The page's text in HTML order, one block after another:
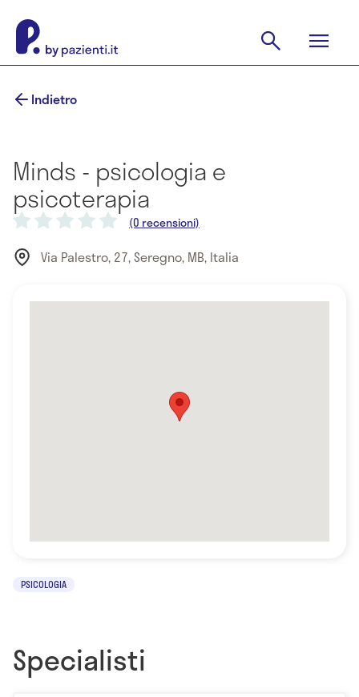
Indietro
Minds - psicologia e
psicoterapia
(0 recensioni)
Via Palestro, 27, Seregno, MB, Italia
PSICOLOGIA
Specialisti